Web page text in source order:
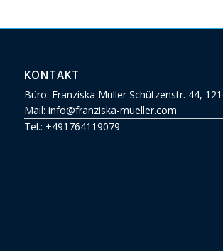
KONTAKT
Büro: Franziska Müller Schützenstr. 44,
Mail: info@franziska-mueller.com
Tel.: +491764119079